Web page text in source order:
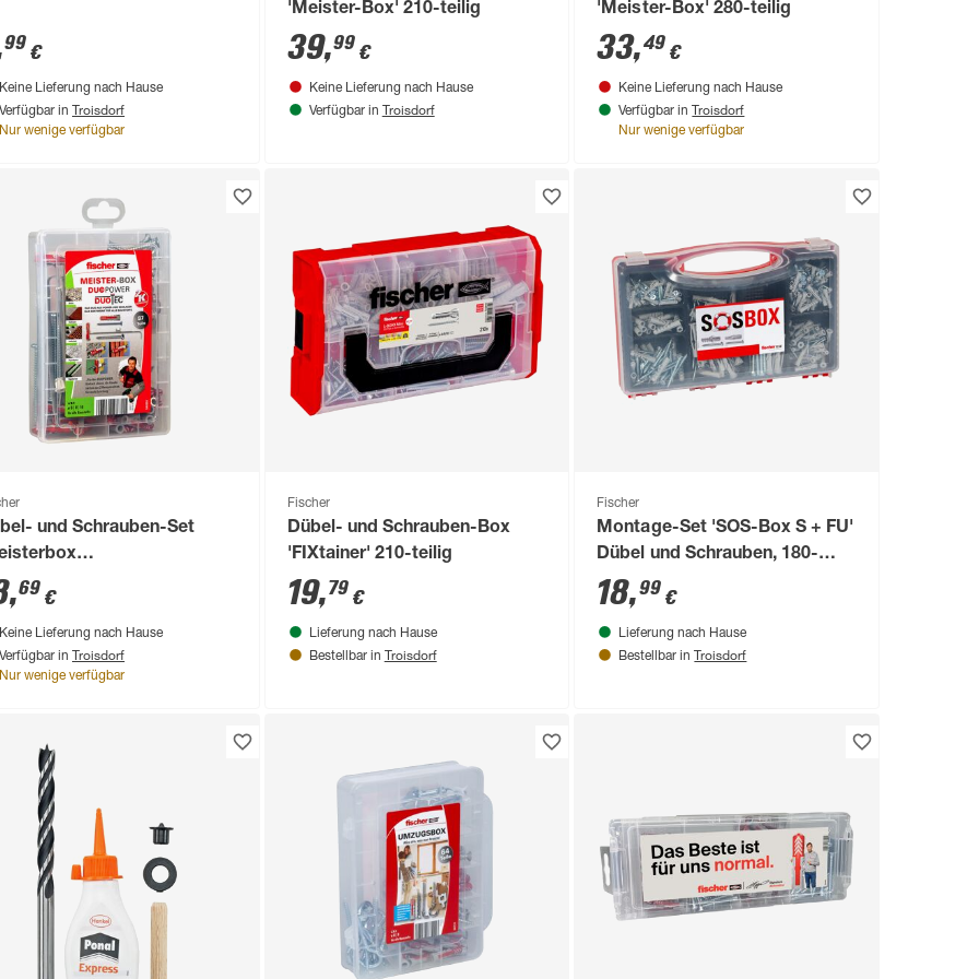
99 €
Keine Lieferung nach Hause
Verfügbar in Troisdorf
Nur wenige verfügbar
'Meister-Box' 210-teilig
39,99€
Keine Lieferung nach Hause
Verfügbar in Troisdorf
'Meister-Box' 280-teilig
33,49 €
Keine Lieferung nach Hause
Verfügbar in Troisdorf
Nur wenige verfügbar
und Schrauben-Set
Duotec' 87-teilig
,69 €
Keine Lieferung nach Hause
Verfügbar in Troisdorf
Nur wenige verfügbar
Fischer
Dübel- und Schrauben-Box
'FIXtainer' 210-teilig
19,79€
Lieferung nach Hause
Bestellbar in Troisdorf
Fischer
Montage-Set 'SOS-Box S + FU'
Dübel und Schrauben, 180-
teilig
18,99 €
Lieferung nach Hause
Bestellbar in Troisdorf